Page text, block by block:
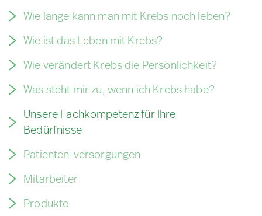
Wie lange kann man mit Krebs noch leben?
Wie ist das Leben mit Krebs?
Wie verändert Krebs die Persönlichkeit?
Was steht mir zu, wenn ich Krebs habe?
Unsere Fachkompetenz für Ihre
Bedürfnisse
Patienten-versorgungen
Mitarbeiter
Produkte